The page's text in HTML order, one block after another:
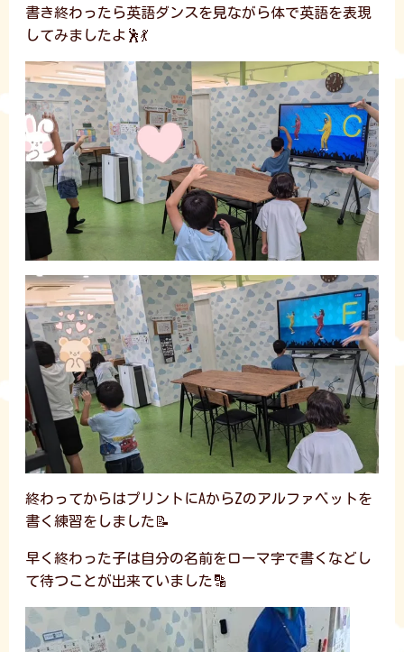
書き終わったら英語ダンスを見ながら体で英語を表現
してみましたよ🕺💃
終わってからはプリントにAからZのアルファベットを
書く練習をしました📝
早く終わった子は自分の名前をローマ字で書くなどし
て待つことが出来ていました🔡